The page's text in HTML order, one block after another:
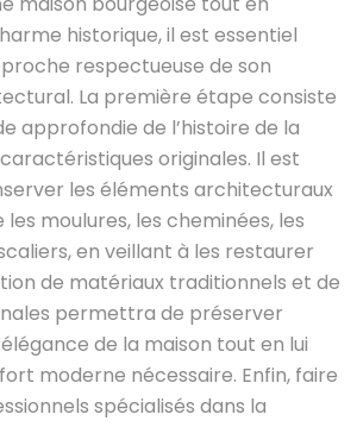
historique, il est essentiel
respectueuse de son
La première étape consiste
approfondie de l’histoire de la
originales. Il est
les éléments architecturaux
les moulures, les cheminées, les
en veillant à les restaurer
de matériaux traditionnels et de
permettra de préserver
de la maison tout en lui
moderne nécessaire. Enfin, faire
spécialisés dans la